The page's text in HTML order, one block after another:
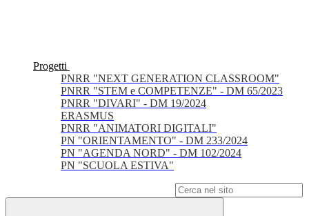
Progetti
PNRR "NEXT GENERATION CLASSROOM"
PNRR "STEM e COMPETENZE" - DM 65/2023
PNRR "DIVARI" - DM 19/2024
ERASMUS
PNRR "ANIMATORI DIGITALI"
PN "ORIENTAMENTO" - DM 233/2024
PN "AGENDA NORD" - DM 102/2024
PN "SCUOLA ESTIVA"